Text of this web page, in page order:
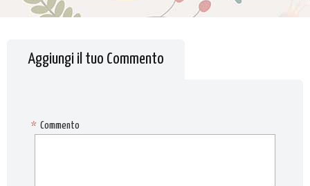
Aggiungi il tuo Commento
Commento
*